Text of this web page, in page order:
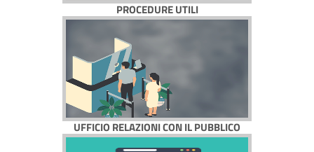
PROCEDURE UTILI
UFFICIO RELAZIONI CON IL PUBBLICO